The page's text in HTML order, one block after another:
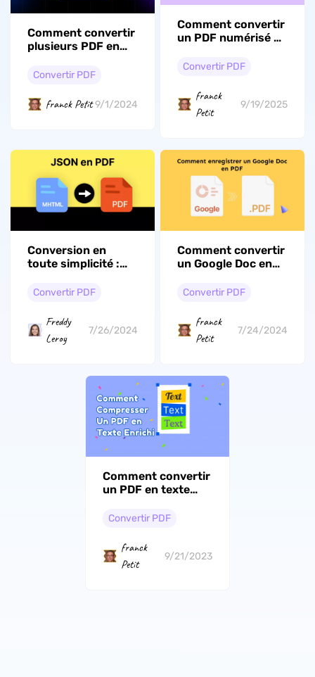
Comment convertir
plusieurs PDF en
Convertir PDF
franck Petit 9/1/2024
Comment convertir
un PDF numérisé en
avec OCR
Convertir PDF
franck
Petit
9/19/2025
Conversion en
toute simplicité :
pour convertir un
Convertir PDF
Freddy
Leroy
7/26/2024
Comment convertir
un Google Doc en
Convertir PDF
franck
Petit
7/24/2024
Comment convertir
un PDF en texte
Convertir PDF
franck
Petit
9/21/2023